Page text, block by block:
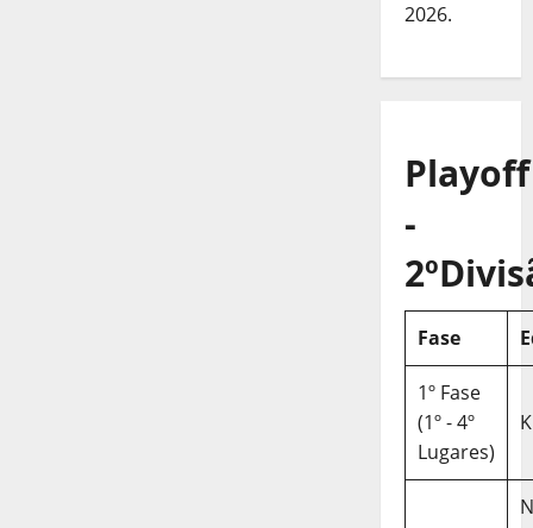
2026.
Playoff
-
Fase
1º Fase
(1º - 4º
Lugares)